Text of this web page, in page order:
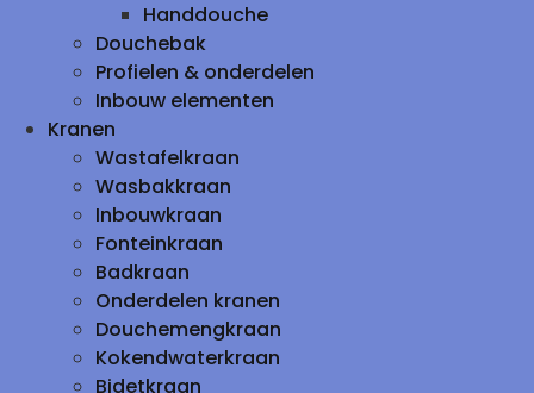
Handdouche
Douchebak
Profielen & onderdelen
Inbouw elementen
Kranen
Wastafelkraan
Wasbakkraan
Inbouwkraan
Fonteinkraan
Badkraan
Onderdelen kranen
Douchemengkraan
Kokendwaterkraan
Bidetkraan